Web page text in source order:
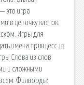
это игра
в цепочку клеток.
Игры для
имена принцесс из
Слова из слов
и сложными
Филворды: